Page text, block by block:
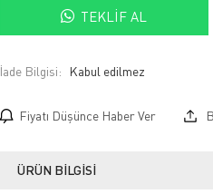
TEKLIF AL
İade Bilgisi:
Fiyatı Düşünce Haber Ver
ÜRÜN BILGISI